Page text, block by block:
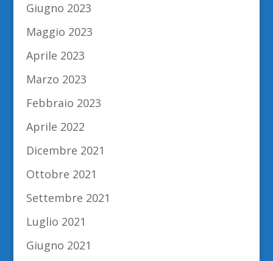
Giugno 2023
Maggio 2023
Aprile 2023
Marzo 2023
Febbraio 2023
Aprile 2022
Dicembre 2021
Ottobre 2021
Settembre 2021
Luglio 2021
Giugno 2021